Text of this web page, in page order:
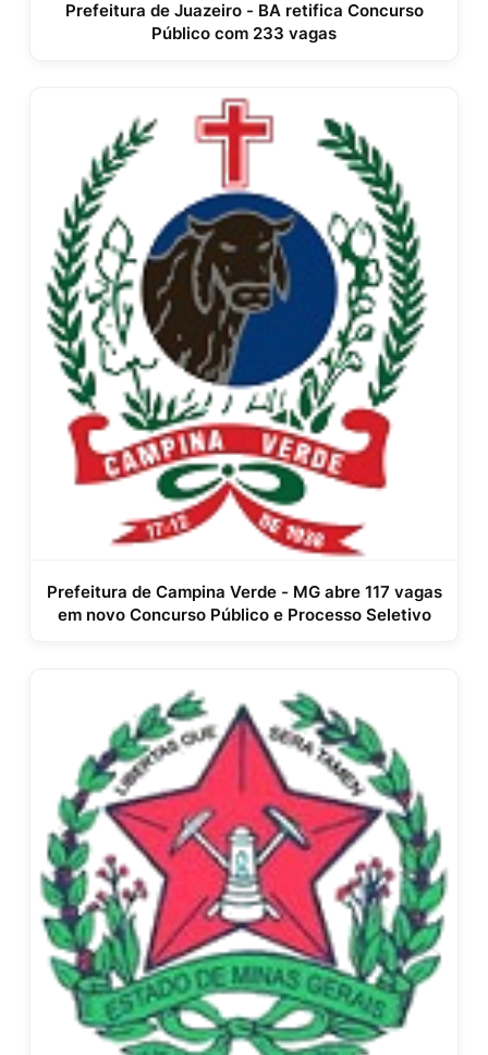
Prefeitura de Juazeiro - BA retifica Concurso
Público com 233 vagas
Prefeitura de Campina Verde - MG abre 117 vagas
em novo Concurso Público e Processo Seletivo